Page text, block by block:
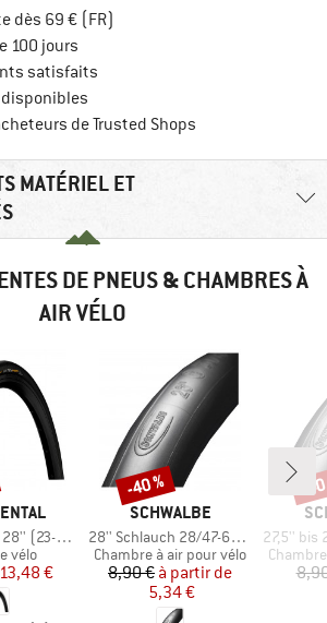
dès 69 € (FR)
100 jours
satisfaits
de Trusted Shops
MATÉRIEL ET
DE PNEUS & CHAMBRES À
AIR VÉLO
Foldable
group
vélo
réduit
13,48 €
MARQUE
SCHWALBE
Article
28'' Schlauch 28/47-622/635 SV 17
Product group
Chambre à air pour vélo
Prix
8,90 € Prix réduit
à partir de
5,34 €
Remise
-40 %
Article
27,5'' bis 29''
Product
-